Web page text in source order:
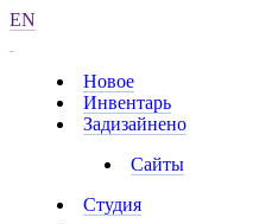
EN
Новое
Инвентарь
Задизайнено
Сайты
Студия